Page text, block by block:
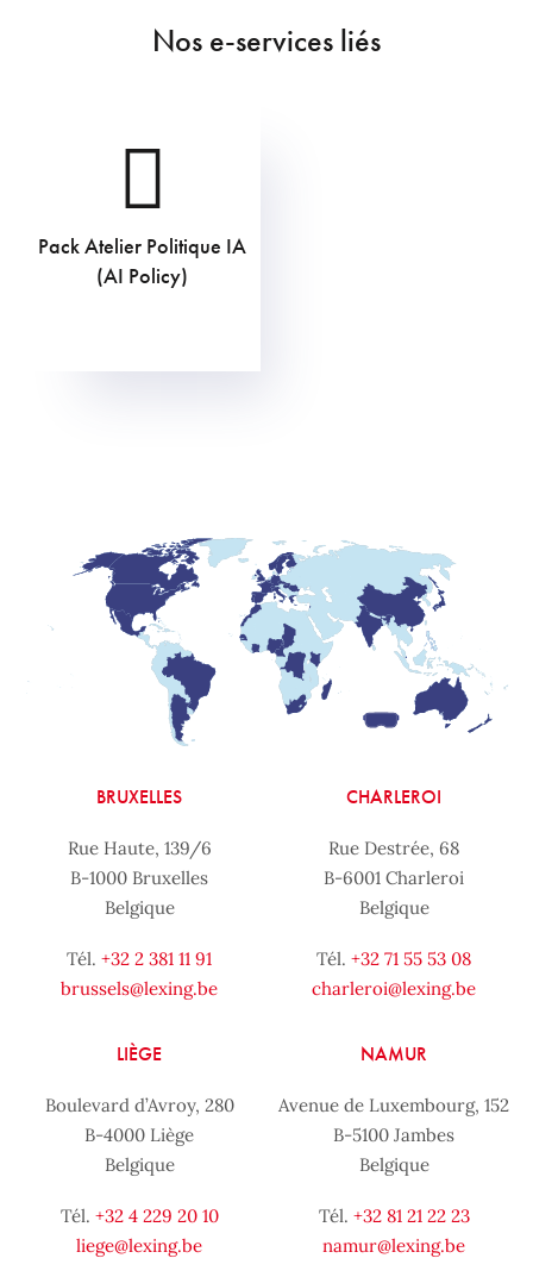
Nos e-services liés
Pack Atelier Politique IA
(AI Policy)
1.058,75€
BRUXELLES
Rue Haute, 139/6
B-1000 Bruxelles
Belgique
Tél. +32 2 381 11 91
brussels@lexing.be
CHARLEROI
Rue Destrée, 68
B-6001 Charleroi
Belgique
Tél. +32 71 55 53 08
charleroi@lexing.be
LIÈGE
Boulevard d’Avroy, 280
B-4000 Liège
Belgique
Tél. +32 4 229 20 10
liege@lexing.be
NAMUR
Avenue de Luxembourg, 152
B-5100 Jambes
Belgique
Tél. +32 81 21 22 23
namur@lexing.be